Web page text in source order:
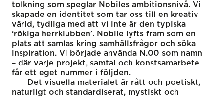
tolkning som speglar Nobiles ambitionsnivå. Vi
skapade en identitet som tar oss till en kreativ
värld, tydliga med att vi inte är den typiska
‘rökiga herrklubben’. Nobile lyfts fram som en
plats att samlas kring samhällsfrågor och söka
inspiration. Vi började använda N.00 som namn
– där varje projekt, samtal och konstsamarbete
får ett eget nummer i följden.
Det visuella materialet är rått och poetiskt,
naturligt och standardiserat, mystiskt och